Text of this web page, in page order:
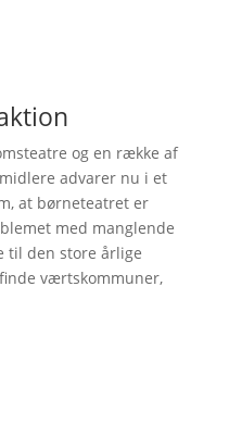
og en række af
advarer nu i et
at børneteatret er
med manglende
til den store årlige
værtskommuner,